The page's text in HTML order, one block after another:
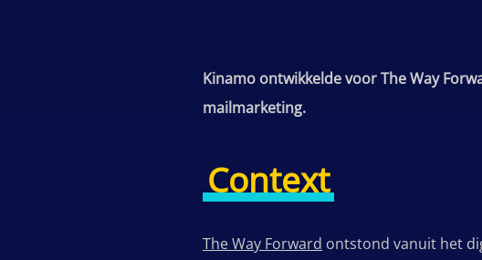
Kinamo ontwikkelde voor The Way
mailmarketing.
Context
The Way Forward ontstond vanuit het